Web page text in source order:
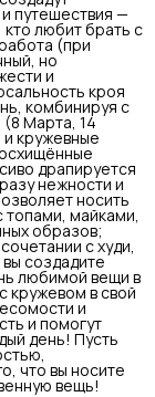
путешествия —
кто любит брать с
(при
но
и
кроя
комбинируя с
Марта, 14
кружевные
драпируется
нежности и
носить
топами, майками,
образов;
с худи,
создадите
любимой вещи в
кружевом в свой
и
и помогут
день! Пусть
что вы носите
вещь!